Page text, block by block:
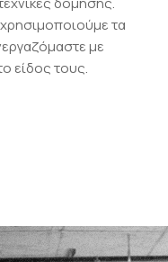
τα
με
είδος τους.